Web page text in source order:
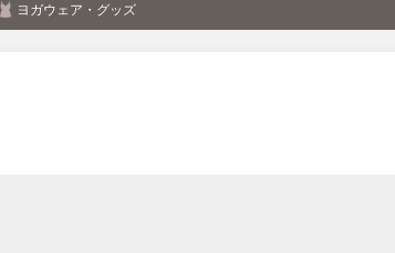
ヨガウェア・グッズ